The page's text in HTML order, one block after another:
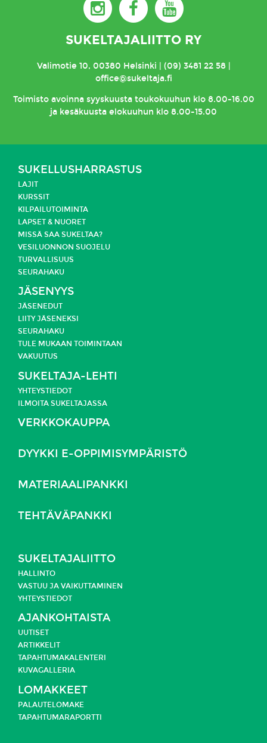
SUKELTAJALIITTO RY
Valimotie 10, 00380 Helsinki | (09) 3481 22 58 |
office@sukeltaja.fi
Toimistoavoinna syyskuusta toukokuuhun klo 8.00-16.00
ja kesäkuusta elokuuhun klo 8.00-15.00
SUKELLUSHARRASTUS
LAJIT
KURSSIT
KILPAILUTOIMINTA
LAPSET & NUORET
MISSÄ SAA SUKELTAA?
VESILUONNON SUOJELU
TURVALLISUUS
SEURAHAKU
JÄSENYYS
JÄSENEDUT
LIITY JÄSENEKSI
SEURAHAKU
TULE MUKAAN TOIMINTAAN
VAKUUTUS
SUKELTAJA-LEHTI
YHTEYSTIEDOT
ILMOITA SUKELTAJASSA
VERKKOKAUPPA
DYYKKI E-OPPIMISYMPÄRISTÖ
MATERIAALIPANKKI
TEHTÄVÄPANKKI
SUKELTAJALIITTO
HALLINTO
VASTUU JA VAIKUTTAMINEN
YHTEYSTIEDOT
AJANKOHTAISTA
UUTISET
ARTIKKELIT
TAPAHTUMAKALENTERI
KUVAGALLERIA
LOMAKKEET
PALAUTELOMAKE
TAPAHTUMARAPORTTI